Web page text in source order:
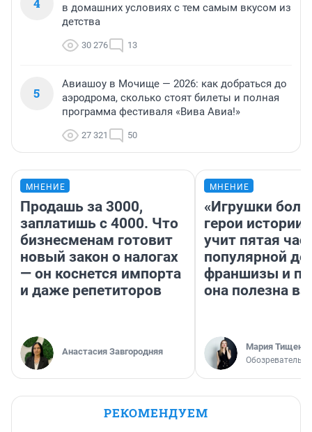
в домашних условиях с тем самым вкусом из
детства
30 276 13
5
Авиашоу в Мочище — 2026: как добраться до
аэродрома, сколько стоят билеты и полная
программа фестиваля «Вива Авиа!»
27 321 50
МНЕНИЕ
Продашь за 3000,
заплатишь с 4000. Что
бизнесменам готовит
новый закон о налогах
— он коснется импорта
и даже репетиторов
Анастасия Завгородняя
МНЕНИЕ
«Игрушки
герои
учит пятая
популярной
франшизы и
она полезна
Мария Тищенко
Обозреватель
РЕКОМЕНДУЕМ